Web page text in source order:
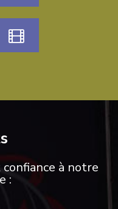
à notre
: